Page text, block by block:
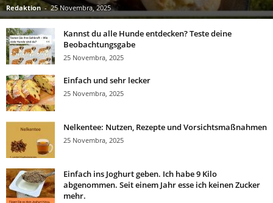
Redaktion - 25 Novembra, 2025
Kannst du alle Hunde entdecken? Teste deine
Beobachtungsgabe
25 Novembra, 2025
Einfach und sehr lecker
25 Novembra, 2025
Nelkentee: Nutzen, Rezepte und Vorsichtsmaßnahmen
25 Novembra, 2025
Einfach ins Joghurt geben. Ich habe 9 Kilo
abgenommen. Seit einem Jahr esse ich keinen Zucker
mehr.